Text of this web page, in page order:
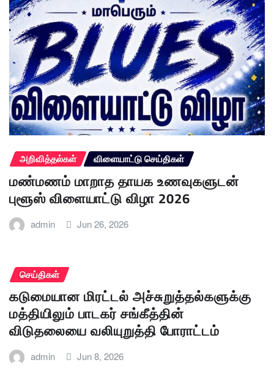
அறிவித்தல்கள் விளையாட்டு செய்திகள்
மண்மணம் மாறாத தாயக உணவுகளுடன்
புளூஸ் விளையாட்டு விழா 2026
admin Jun 26, 2026
செய்திகள்
கடுமையான மிரட்டல் அச்சுறுத்தல்களுக்கு
மத்தியிலும் பாடகர் சங்கீத்தின்
விடுதலையை வலியுறுத்தி போராட்டம்
admin Jun 8, 2026